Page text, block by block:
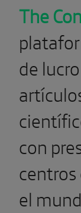
The
de
con
el